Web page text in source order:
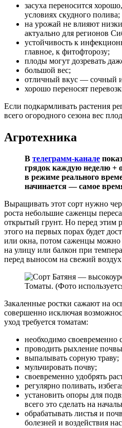
засуха переносится
условиях скудного полива;
на урожай не влияют
актуально для регионов
устойчивость к
главное, к фитофторозу;
плоды могут дозревать
большой вес;
отличный вкус — сочный
хорошо переносят
Если подкармливать растения
всего огородного сезона вес
Агротехника
В телеграмм-канале
грядок каждую неделю +
в режиме реального
начинается — самое
Выращивать этот сорт нужно
роста небольшие саженцы
открытый грунт. Но перед этим
этого на первых порах будет
или окна, потом саженцы можно
на улицу или балкон при
перед выносом на свежий
Томаты. (Фото
Закаленные ростки сажают на
совершенно исключая
уход требуется томатам:
необходимо своевременно
проводить рыхление
выпалывать сорную траву;
мульчировать почву;
своевременно удобрять
регулярно поливать,
установить опоры для
всего это сделать на
обрабатывать листья и
болезней и воздействия